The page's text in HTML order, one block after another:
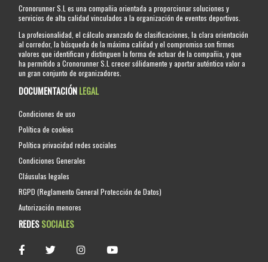
Cronorunner S.L es una compañia orientada a proporcionar soluciones y
servicios de alta calidad vinculados a la organización de eventos deportivos.
La profesionalidad, el cálculo avanzado de clasificaciones, la clara orientación
al corredor, la búsqueda de la máxima calidad y el compromiso son firmes
valores que identifican y distinguen la forma de actuar de la compañia, y que
ha permitido a Cronorunner S.L crecer sólidamente y aportar auténtico valor a
un gran conjunto de organizadores.
DOCUMENTACIÓNLEGAL
Condiciones de uso
Política de cookies
Política privacidad redes sociales
Condiciones Generales
Cláusulas legales
RGPD (Reglamento General Protección de Datos)
Autorización menores
REDESSOCIALES